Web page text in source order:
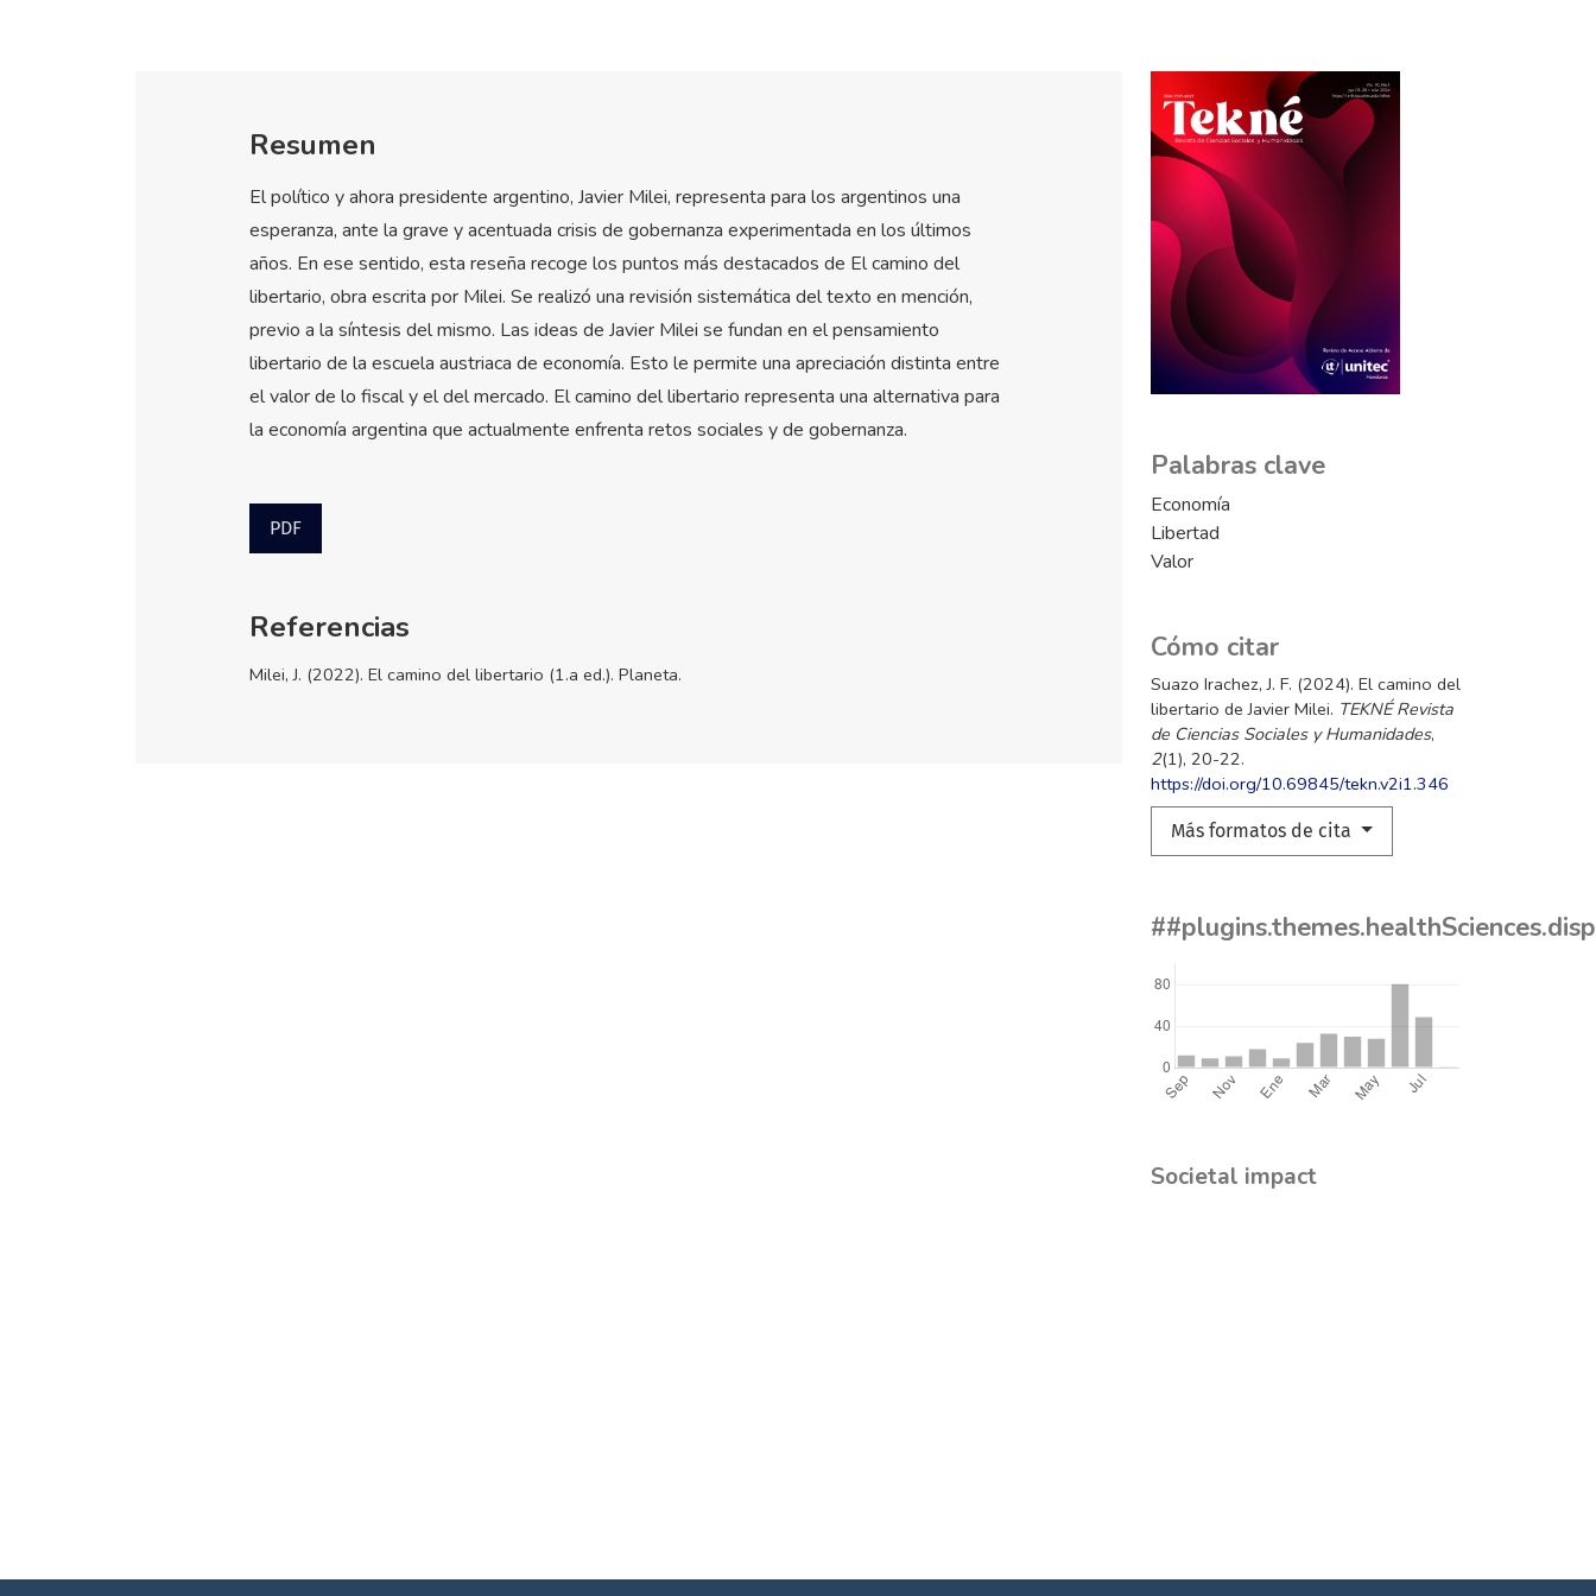
Palabras clave
Economía
Libertad
Valor
Cómo citar
Suazo Irachez, J. F. (2024). El camino del
libertario de Javier Milei. TEKNÉ Revista
de Ciencias Sociales y Humanidades,
2(1), 20-22.
https://doi.org/10.69845/tekn.v2i1.346
Más formatos de cita
Societal impact
Resumen
El político y ahora presidente argentino, Javier Milei, representa para los argentinos una
esperanza, ante la grave y acentuada crisis de gobernanza experimentada en los últimos
años. En ese sentido, esta reseña recoge los puntos más destacados de El camino del
libertario, obra escrita por Milei. Se realizó una revisión sistemática del texto en mención,
previo a la síntesis del mismo. Las ideas de Javier Milei se fundan en el pensamiento
libertario de la escuela austriaca de economía. Esto le permite una apreciación distinta entre
el valor de lo fiscal y el del mercado. El camino del libertario representa una alternativa para
la economía argentina que actualmente enfrenta retos sociales y de gobernanza.
PDF
Referencias
Milei, J. (2022). El camino del libertario (1.a ed.). Planeta.